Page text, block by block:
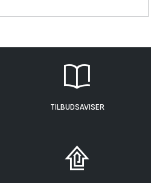
TILBUDSAVISER